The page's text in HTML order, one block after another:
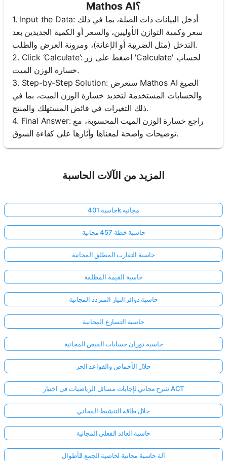
Mathos AI؟
1. Input the Data: أدخل البيانات ذات الصلة، بما في ذلك
سعر وكمية التوازن الأوليين، والسعر أو الكمية الجديدين بعد
التدخل (مثل الضريبة أو الإعانة)، ومرونة العرض والطلب.
2. Click ‘Calculate’: اضغط على زر 'Calculate' لحساب
خسارة الوزن الميت.
3. Step-by-Step Solution: ستعرض Mathos AI الصيغ
والحسابات المستخدمة لتحديد خسارة الوزن الميت، بما في
ذلك التغيرات في فائض المستهلك والمنتج.
4. Final Answer: راجع خسارة الوزن الميت المحسوبة، مع
توضيحات واضحة لمعناها وآثارها على كفاءة السوق.
المزيد من الآلات الحاسبة
حاسبة 401k مجانية
حاسبة خطة 457 مجانية
حاسبة التقارب المطلق المجانية
حاسبة القيمة المطلقة
حاسبة دوائر التيار المتردد المجانية
حاسبة التسارع المجانية
حاسبة دوران حسابات القبض المجانية
حلال الأحماض والقواعد الحر
شرح مجاني لإجابات مسائل الرياضيات في اختبار ACT
حلال طاقة التنشيط المجاني
حاسبة العائد الفعلي المجانية
آلة حاسبة مجانية لخاصية الجمع للأطوال